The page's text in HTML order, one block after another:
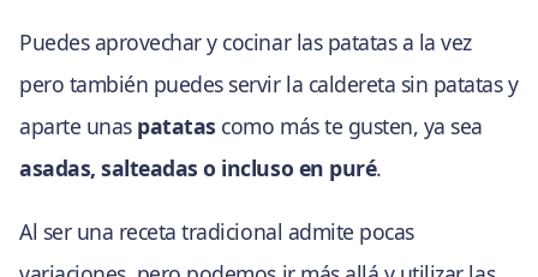
Puedes aprovechar y cocinar las patatas a la vez
pero también puedes servir la caldereta sin patatas y
aparte unas patatas como más te gusten, ya sea
asadas, salteadas o incluso en puré.
Al ser una receta tradicional admite pocas